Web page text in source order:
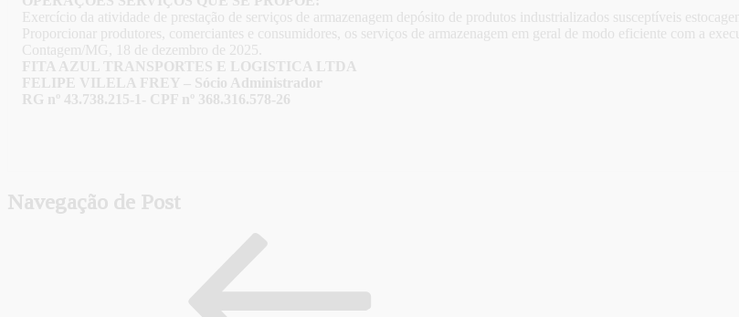
Exercício da atividade de prestação de serviços de armazenagem depósito de produtos industrializados susceptíveis
Proporcionar produtores, comerciantes e consumidores, os serviços de armazenagem em geral de modo eficiente com a
Contagem/MG, 18 de dezembro de 2025.
FITA AZUL TRANSPORTES E LOGISTICA LTDA
FELIPE VILELA FREY – Sócio Administrador
RG nº 43.738.215-1- CPF nº 368.316.578-26
Navegação de Post